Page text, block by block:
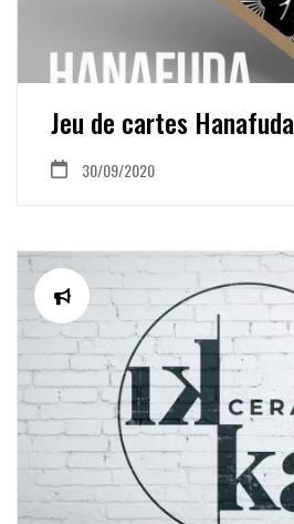
Jeu de cartes Hanafuda
30/09/2020